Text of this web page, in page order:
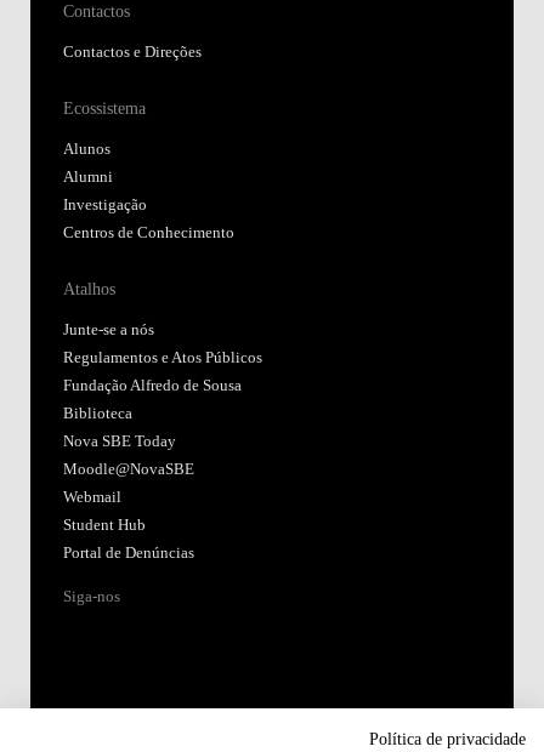
Contactos
Contactos e Direções
Ecossistema
Alunos
Alumni
Investigação
Centros de Conhecimento
Atalhos
Junte-se a nós
Regulamentos e Atos Públicos
Fundação Alfredo de Sousa
Biblioteca
Nova SBE Today
Moodle@NovaSBE
Webmail
Student Hub
Portal de Denúncias
Siga-nos
Política de privacidade